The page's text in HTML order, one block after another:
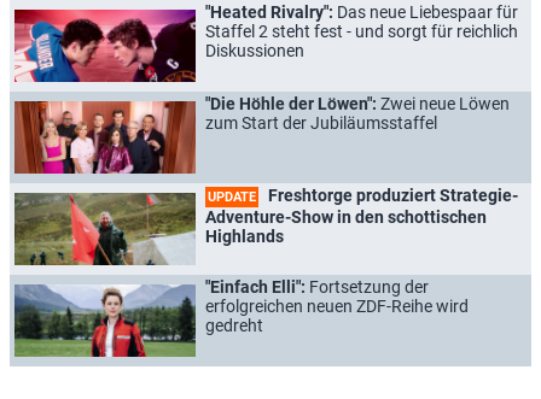
"Heated Rivalry": Das neue Liebespaar für
Staffel 2 steht fest - und sorgt für reichlich
Diskussionen
"Die Höhle der Löwen": Zwei neue Löwen
zum Start der Jubiläumsstaffel
UPDATE
Freshtorge produziert Strategie-
Adventure-Show in den schottischen
Highlands
"Einfach Elli": Fortsetzung der
erfolgreichen neuen ZDF-Reihe wird
gedreht